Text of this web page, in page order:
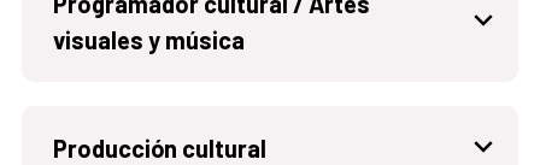
visuales y música
Producción cultural